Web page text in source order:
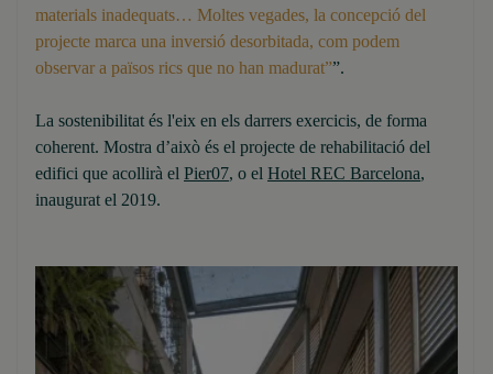
materials inadequats… Moltes vegades, la concepció del
projecte marca una inversió desorbitada, com podem
observar a països rics que no han madurat””.
La sostenibilitat és l'eix en els darrers exercicis, de forma
coherent. Mostra d’això és el projecte de rehabilitació del
edifici que acollirà el Pier07, o el Hotel REC Barcelona,
inaugurat el 2019.